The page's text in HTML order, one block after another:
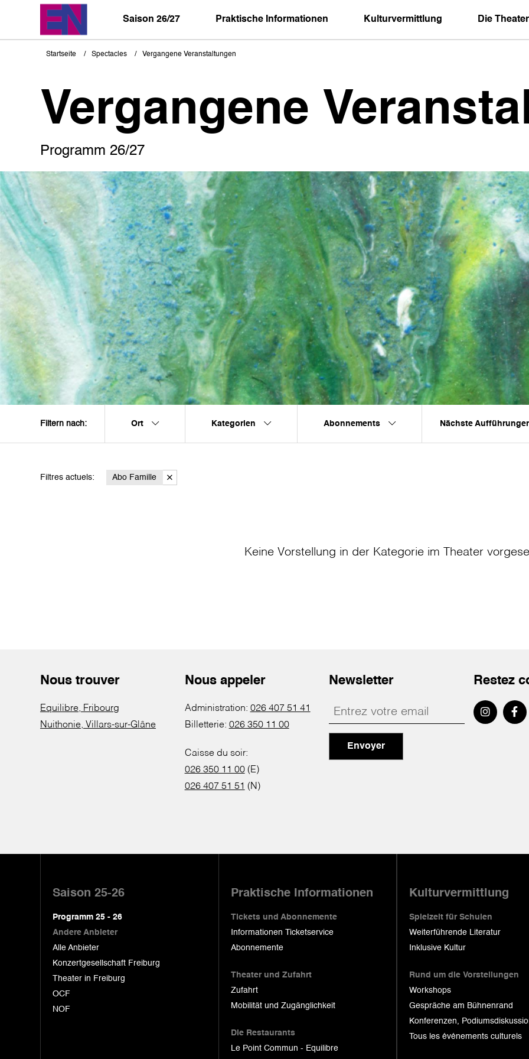
Saison 26/27 Praktische Informationen Kulturvermittlung Die Theater
Pfadnavigation
Startseite Spectacles Vergangene Veranstaltungen
Vergangene
Programm 26/27
Filtern nach: Ort Kategorien Abonnements Nächste
Filtres actuels: Abo Famille
Keine Vorstellung in der Kategorie im Theater
Nous trouver
Equilibre, Fribourg
Nuithonie, Villars-sur-Glâne
Nous appeler
Administration: 026 407 51 41
Billetterie: 026 350 11 00
Caisse du soir:
026 350 11 00(E)
026 407 51 51 (N)
Newsletter
Envoyer
Restez
Saison 25-26
Programm 25 - 26
Andere Anbieter
Alle Anbieter
Konzertgesellschaft Freiburg
Theater in Freiburg
OCF
NOF
Praktische Informationen
Tickets und Abonnemente
Informationen Ticketservice
Abonnemente
Theater und Zufahrt
Zufahrt
Mobilität und Zugänglichkeit
Die Restaurants
Le Point Commun - Equilibre
Kulturvermittlung
Spielzeit für Schulen
Weiterführende Literatur
Inklusive Kultur
Rund um die Vorstellungen
Workshops
Gespräche am Bühnenrand
Konferenzen,
Tous les événements culturels